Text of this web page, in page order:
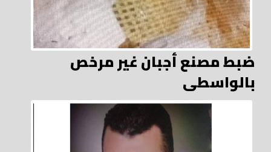
ضبط مصنع أجبان غير مرخص
بالواسطى